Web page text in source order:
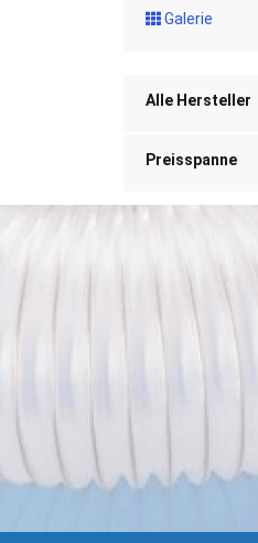
Galerie
Alle Hersteller
Preisspanne